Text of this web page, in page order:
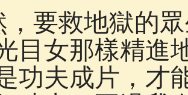
，要救地獄的
目女那樣精進
功夫成片，才